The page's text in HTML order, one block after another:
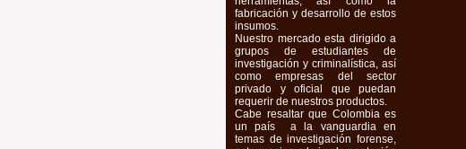
fabricación y desarrollo de estos
insumos.
Nuestro mercado esta dirigido a
grupos de estudiantes de
investigación y criminalística, así
como empresas del sector
privado y oficial que puedan
requerir de nuestros productos.
Cabe resaltar que Colombia es
un país a la vanguardia en
temas de investigación forense,